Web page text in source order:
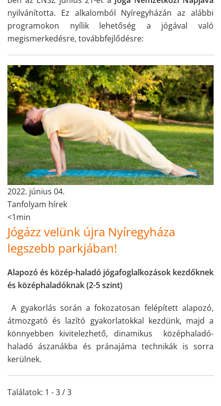
nyilvánította. Ez alkalomból Nyíregyházán az alábbi
programokon nyílik lehetőség a jógával való
megismerkedésre, továbbfejlődésre:
2022. június 04.
Tanfolyam hírek
<1min
Jógázz velünk újra Nyíregyháza
legszebb parkjában!
Alapozó és közép-haladó jógafoglalkozások kezdőknek
és középhaladóknak (2-5 szint)
A gyakorlás során a fokozatosan felépített alapozó,
átmozgató és lazító gyakorlatokkal kezdünk, majd a
könnyebben kivitelezhető, dinamikus középhaladó-
haladó ászanákba és pránajáma technikák is sorra
kerülnek.
Találatok: 1 - 3 / 3